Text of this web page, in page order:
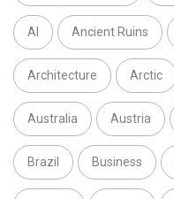
AI Ancient Ruins
Architecture Arctic
Australia Austria
Brazil Business